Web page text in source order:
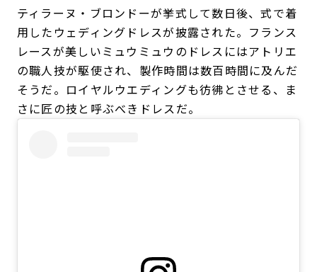
ティラーヌ・ブロンドーが挙式して数日後、式で着
用したウェディングドレスが披露された。フランス
レースが美しいミュウミュウのドレスにはアトリエ
の職人技が駆使され、製作時間は数百時間に及んだ
そうだ。ロイヤルウエディングも彷彿とさせる、ま
さに匠の技と呼ぶべきドレスだ。